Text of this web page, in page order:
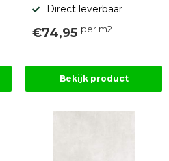
Direct leverbaar
€74,95 per m2
Bekijk product